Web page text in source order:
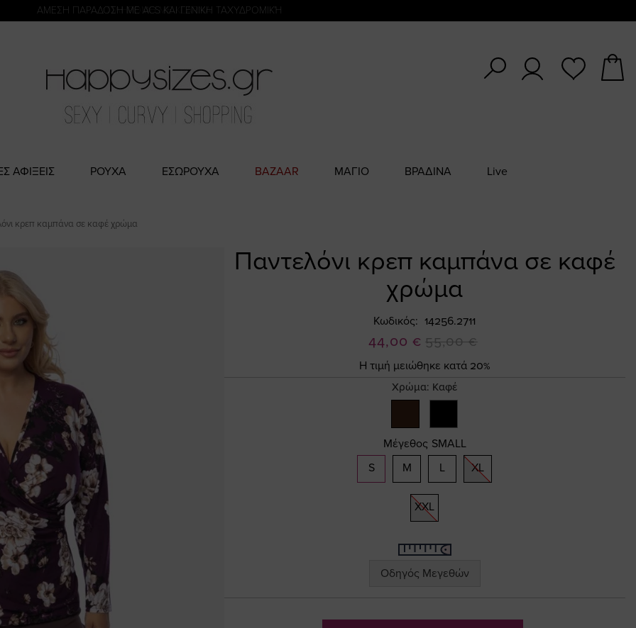
ΑΜΕΣΗ ΠΑΡΑΔΟΣΗ ΜΕ ACS ΚΑΙ ΓΕΝΙΚΗ ΤΑΧΥΔΡΟΜΙΚΉ
ΑΦΙΞΕΙΣ ΡΟΥΧΑ ΕΣΩΡΟΥΧΑ BAZAAR ΜΑΓΙΟ ΒΡΑΔΙΝΑ Live
κρεπ καμπάνα σε καφέ χρώμα
Παντελόνι κρεπ καμπάνα σε καφέ
χρώμα
Κωδικός 14256.2711
Ειδική
Τιμή
44,00 € 55,00 €
Η τιμή μειώθηκε κατά 20%
Χρώμα: Καφέ
Μέγεθος SMALL
S
M L XL
XXL
Οδηγός Μεγεθών